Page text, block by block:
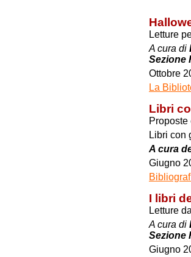
Letture
A cura di
Sezione
Ottobre
La
Libri
Proposte
Libri con
A cura
Giugno
I libri
Letture
A cura di
Sezione
Giugno